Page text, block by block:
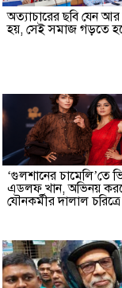
অত্যাচারের ছবি যেন
হয়, সেই সমাজ গড়তে
‘গুলশানের চামেলি’তে
এডলফ খান, অভিনয়
যৌনকর্মীর দালাল চরিত্রে